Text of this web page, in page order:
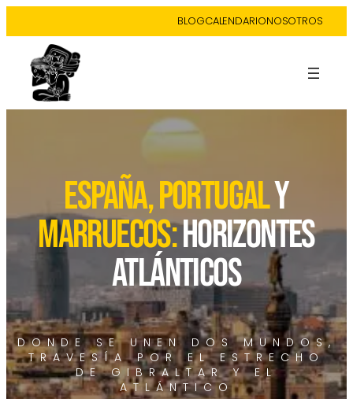
BLOGCALENDARIONOSOTROS
españa, portugalY
marruecos:horizontes
atlánticos
DONDE SE UNEN DOS MUNDOS,
TRAVESÍA POR EL ESTRECHO
DE GIBRALTAR Y EL
ATLÁNTICO